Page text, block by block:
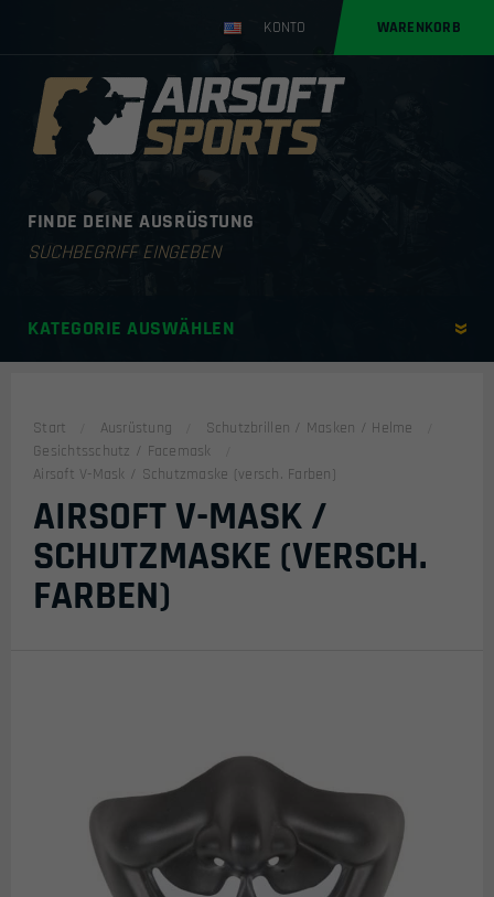
KONTO WARENKORB
FINDE DEINE AUSRÜSTUNG
Products
KATEGORIE AUSWÄHLEN
Start Ausrüstung
Schutzbrillen / Masken / Helme
Gesichtsschutz / Facemask
Airsoft V-Mask / Schutzmaske (versch. Farben)
AIRSOFT V-MASK /
SCHUTZMASKE (VERSCH.
FARBEN)